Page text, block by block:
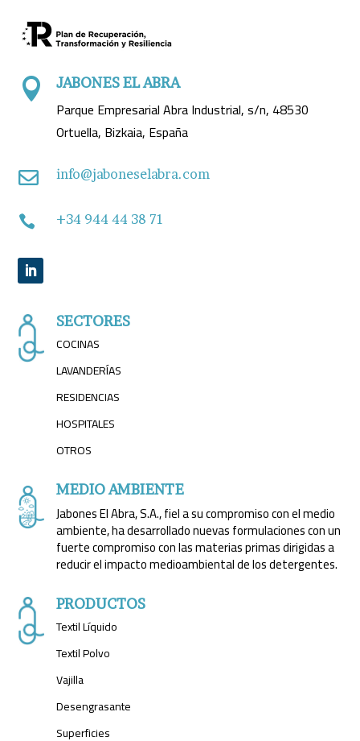
 JABONES EL ABRA
Parque Empresarial Abra Industrial, s/n, 48530
Ortuella, Bizkaia, España
 info@jaboneselabra.com
 +34 944 44 38 71
SECTORES
COCINAS
LAVANDERÍAS
RESIDENCIAS
HOSPITALES
OTROS
MEDIO AMBIENTE
Jabones El Abra, S.A., fiel a su compromiso con el medio
ambiente, ha desarrollado nuevas formulaciones con un
fuerte compromiso con las materias primas dirigidas a
reducir el impacto medioambiental de los detergentes.
PRODUCTOS
Textil Líquido
Textil Polvo
Vajilla
Desengrasante
Superficies